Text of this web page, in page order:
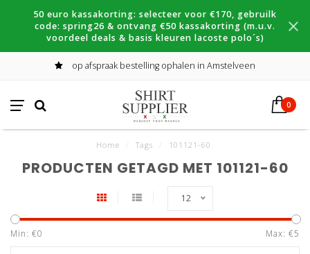
50 euro kassakorting: selecteer voor €170, gebruilk
code: spring26 & ontvang €50 kassakorting (m.u.v.
voordeel deals & basis kleuren lacoste polo´s)
op afspraak bestelling ophalen in Amstelveen
0
Home Tags 101121-60
PRODUCTEN GETAGD MET 101121-60
12
Min: €0 Max: €5